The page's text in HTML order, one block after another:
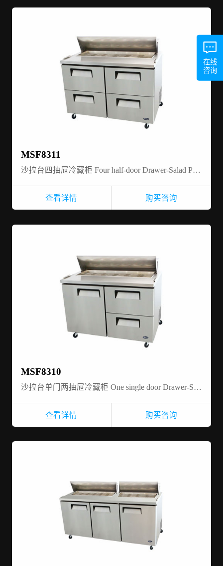
MSF8311
沙拉台四抽屉冷藏柜 Four half-door Drawer-Salad Prep table refrigerator
查看详情 购买咨询
MSF8310
沙拉台单门两抽屉冷藏柜 One single door Drawer-Salad Prep table refrigerator
查看详情 购买咨询
在线
咨询